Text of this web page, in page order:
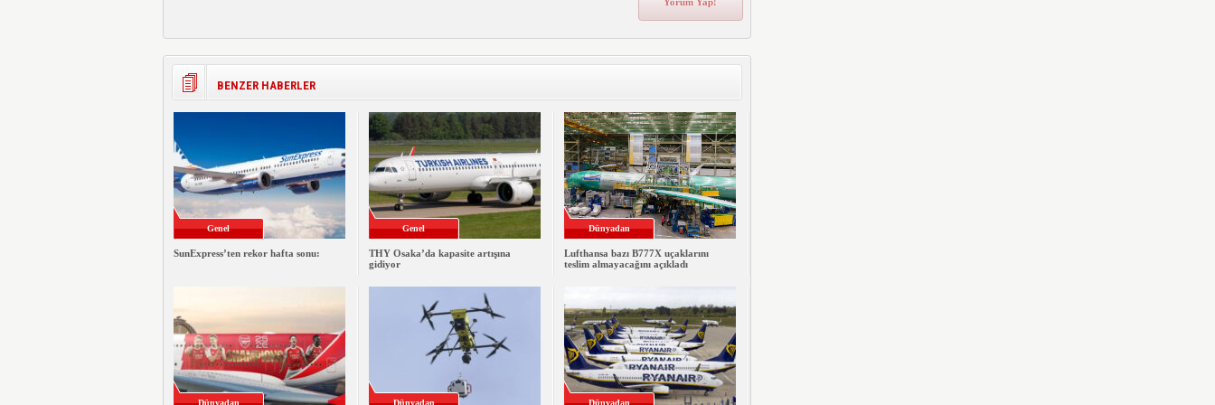
BENZER HABERLER
Genel
SunExpress’ten rekor hafta sonu:
Genel
THY Osaka’da kapasite artışına
gidiyor
Dünyadan
Lufthansa bazı B777X uçaklarını
teslim almayacağını açıkladı
Dünyadan Dünyadan Dünyadan